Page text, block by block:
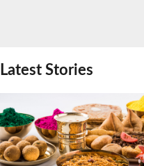
Latest Stories